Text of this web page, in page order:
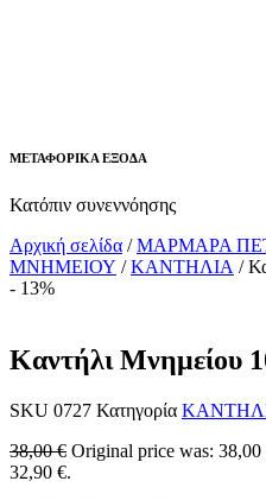
ΜΕΤΑΦΟΡΙΚΑ ΕΞΟΔΑ
Κατόπιν συνεννόησης
Αρχική σελίδα /ΜΑΡΜΑΡΑ
ΜΝΗΜΕΙΟΥ /ΚΑΝΤΗΛΙΑ /
- 13%
Καντήλι Μνημείου
SKU 0727 Κατηγορία
38,00€ Original price was: 38,00
32,90 €.